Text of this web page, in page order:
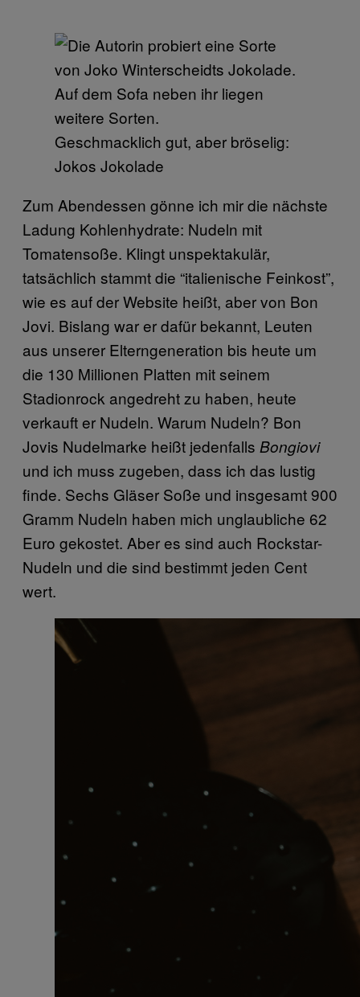
Geschmacklich gut, aber bröselig:
Jokos Jokolade
Zum Abendessen gönne ich mir die nächste
Ladung Kohlenhydrate: Nudeln mit
Tomatensoße. Klingt unspektakulär,
tatsächlich stammt die “italienische Feinkost”,
wie es auf der Website heißt, aber von Bon
Jovi. Bislang war er dafür bekannt, Leuten
aus unserer Elterngeneration bis heute um
die 130 Millionen Platten mit seinem
Stadionrock angedreht zu haben, heute
verkauft er Nudeln. Warum Nudeln? Bon
Jovis Nudelmarke heißt jedenfalls Bongiovi
und ich muss zugeben, dass ich das lustig
finde. Sechs Gläser Soße und insgesamt 900
Gramm Nudeln haben mich unglaubliche 62
Euro gekostet. Aber es sind auch Rockstar-
Nudeln und die sind bestimmt jeden Cent
wert.